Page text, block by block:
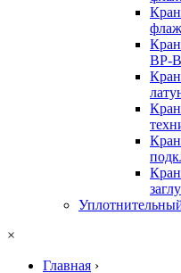
ВР-
×
Главная ›